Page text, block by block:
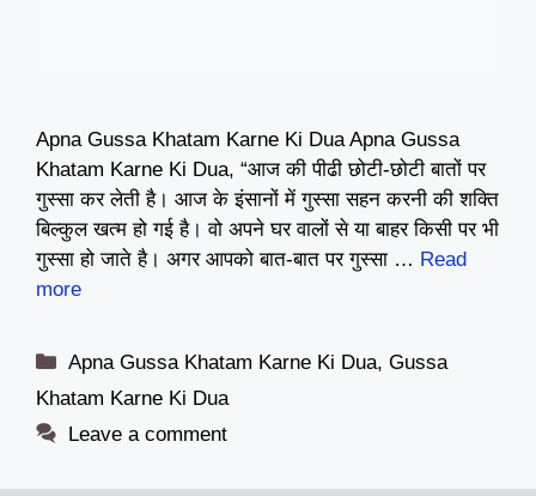
Apna Gussa Khatam Karne Ki Dua Apna Gussa
Khatam Karne Ki Dua, “आज की पीढी छोटी-छोटी बातों पर
गुस्सा कर लेती है। आज के इंसानों में गुस्सा सहन करनी की शक्ति
बिल्कुल खत्म हो गई है। वो अपने घर वालों से या बाहर किसी पर भी
गुस्सा हो जाते है। अगर आपको बात-बात पर गुस्सा … Read
more
Categories
Apna Gussa Khatam Karne Ki Dua,Gussa
Khatam Karne Ki Dua
Leave a comment